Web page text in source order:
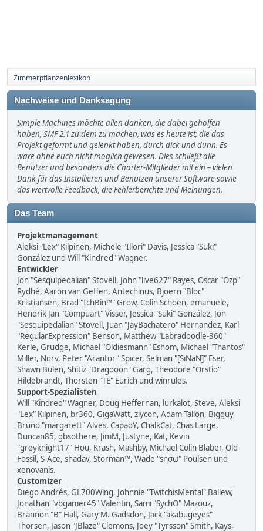
Zimmerpflanzenlexikon
Nachweise und Danksagung
Simple Machines möchte allen danken, die dabei geholfen
haben, SMF 2.1 zu dem zu machen, was es heute ist; die das
Projekt geformt und gelenkt haben, durch dick und dünn. Es
wäre ohne euch nicht möglich gewesen. Dies schließt alle
Benutzer und besonders die Charter-Mitglieder mit ein – vielen
Dank für das Installieren und Benutzen unserer Software sowie
das wertvolle Feedback, die Fehlerberichte und Meinungen.
Das Team
Projektmanagement
Aleksi "Lex" Kilpinen, Michele "Illori" Davis, Jessica "Suki"
González und Will "Kindred" Wagner.
Entwickler
Jon "Sesquipedalian" Stovell, John "live627" Rayes, Oscar "Ozp"
Rydhé, Aaron van Geffen, Antechinus, Bjoern "Bloc"
Kristiansen, Brad "IchBin™" Grow, Colin Schoen, emanuele,
Hendrik Jan "Compuart" Visser, Jessica "Suki" González, Jon
"Sesquipedalian" Stovell, Juan "JayBachatero" Hernandez, Karl
"RegularExpression" Benson, Matthew "Labradoodle-360"
Kerle, Grudge, Michael "Oldiesmann" Eshom, Michael "Thantos"
Miller, Norv, Peter "Arantor" Spicer, Selman "[SiNaN]" Eser,
Shawn Bulen, Shitiz "Dragooon" Garg, Theodore "Orstio"
Hildebrandt, Thorsten "TE" Eurich und winrules.
Support-Spezialisten
Will "Kindred" Wagner, Doug Heffernan, lurkalot, Steve, Aleksi
"Lex" Kilpinen, br360, GigaWatt, ziycon, Adam Tallon, Bigguy,
Bruno "margarett" Alves, CapadY, ChalkCat, Chas Large,
Duncan85, gbsothere, JimM, Justyne, Kat, Kevin
"greyknight17" Hou, Krash, Mashby, Michael Colin Blaber, Old
Fossil, S-Ace, shadav, Storman™, Wade "sησω" Poulsen und
xenovanis.
Customizer
Diego Andrés, GL700Wing, Johnnie "TwitchisMental" Ballew,
Jonathan "vbgamer45" Valentin, Sami "SychO" Mazouz,
Brannon "B" Hall, Gary M. Gadsdon, Jack "akabugeyes"
Thorsen, Jason "JBlaze" Clemons, Joey "Tyrsson" Smith, Kays,